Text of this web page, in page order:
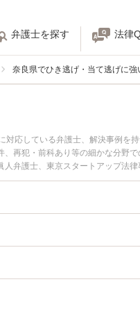
弁護士を探す 法律
奈良県でひき逃げ・当て逃げに強
応している弁護士、解決事例を
再犯・前科あり等の細かな分野
弁護士、東京スタートアップ法
・当て逃げのトラブルを今すぐ
律相談できる奈良県内の弁護士